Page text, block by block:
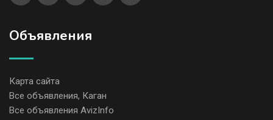
Объявления
Карта сайта
Все объявления, Каган
Все объявления AvizInfo